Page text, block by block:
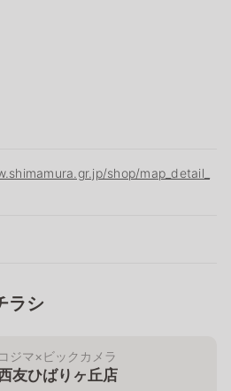
shop/map_detail_
ラシ
コジマ×ビックカメラ
友ひばりヶ丘店